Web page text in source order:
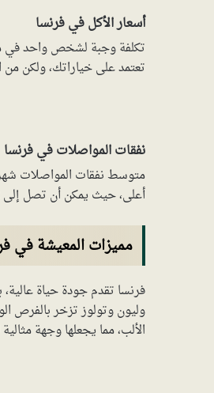
أسعار الأكل في فرنسا
تعتمد على خياراتك، ولكن من المتوقع
نفقات المواصلات في فرنسا
أعلى، حيث يمكن أن تصل إلى 2 يورو لكل كيلومتر.
مميزات المعيشة في
فرنسا تقدم جودة حياة عالية،
وليون وتولوز تزخر بالفرص
الألب، مما يجعلها وجهة